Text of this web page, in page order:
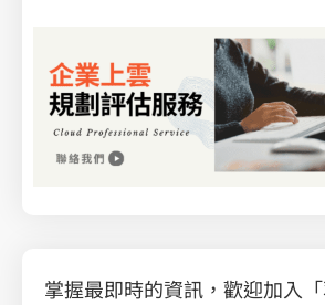
掌握最即時的資訊，歡迎加入